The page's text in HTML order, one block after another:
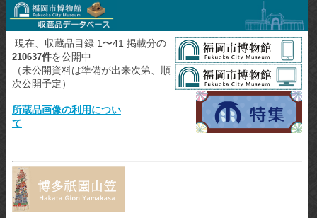
現在、収蔵品目録 1〜41 掲載分の
210637件を公開中
（未公開資料は準備が出来次第、順
次公開予定）
所蔵品画像の利用につい
て